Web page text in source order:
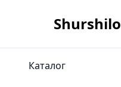
Shurshilo
Каталог